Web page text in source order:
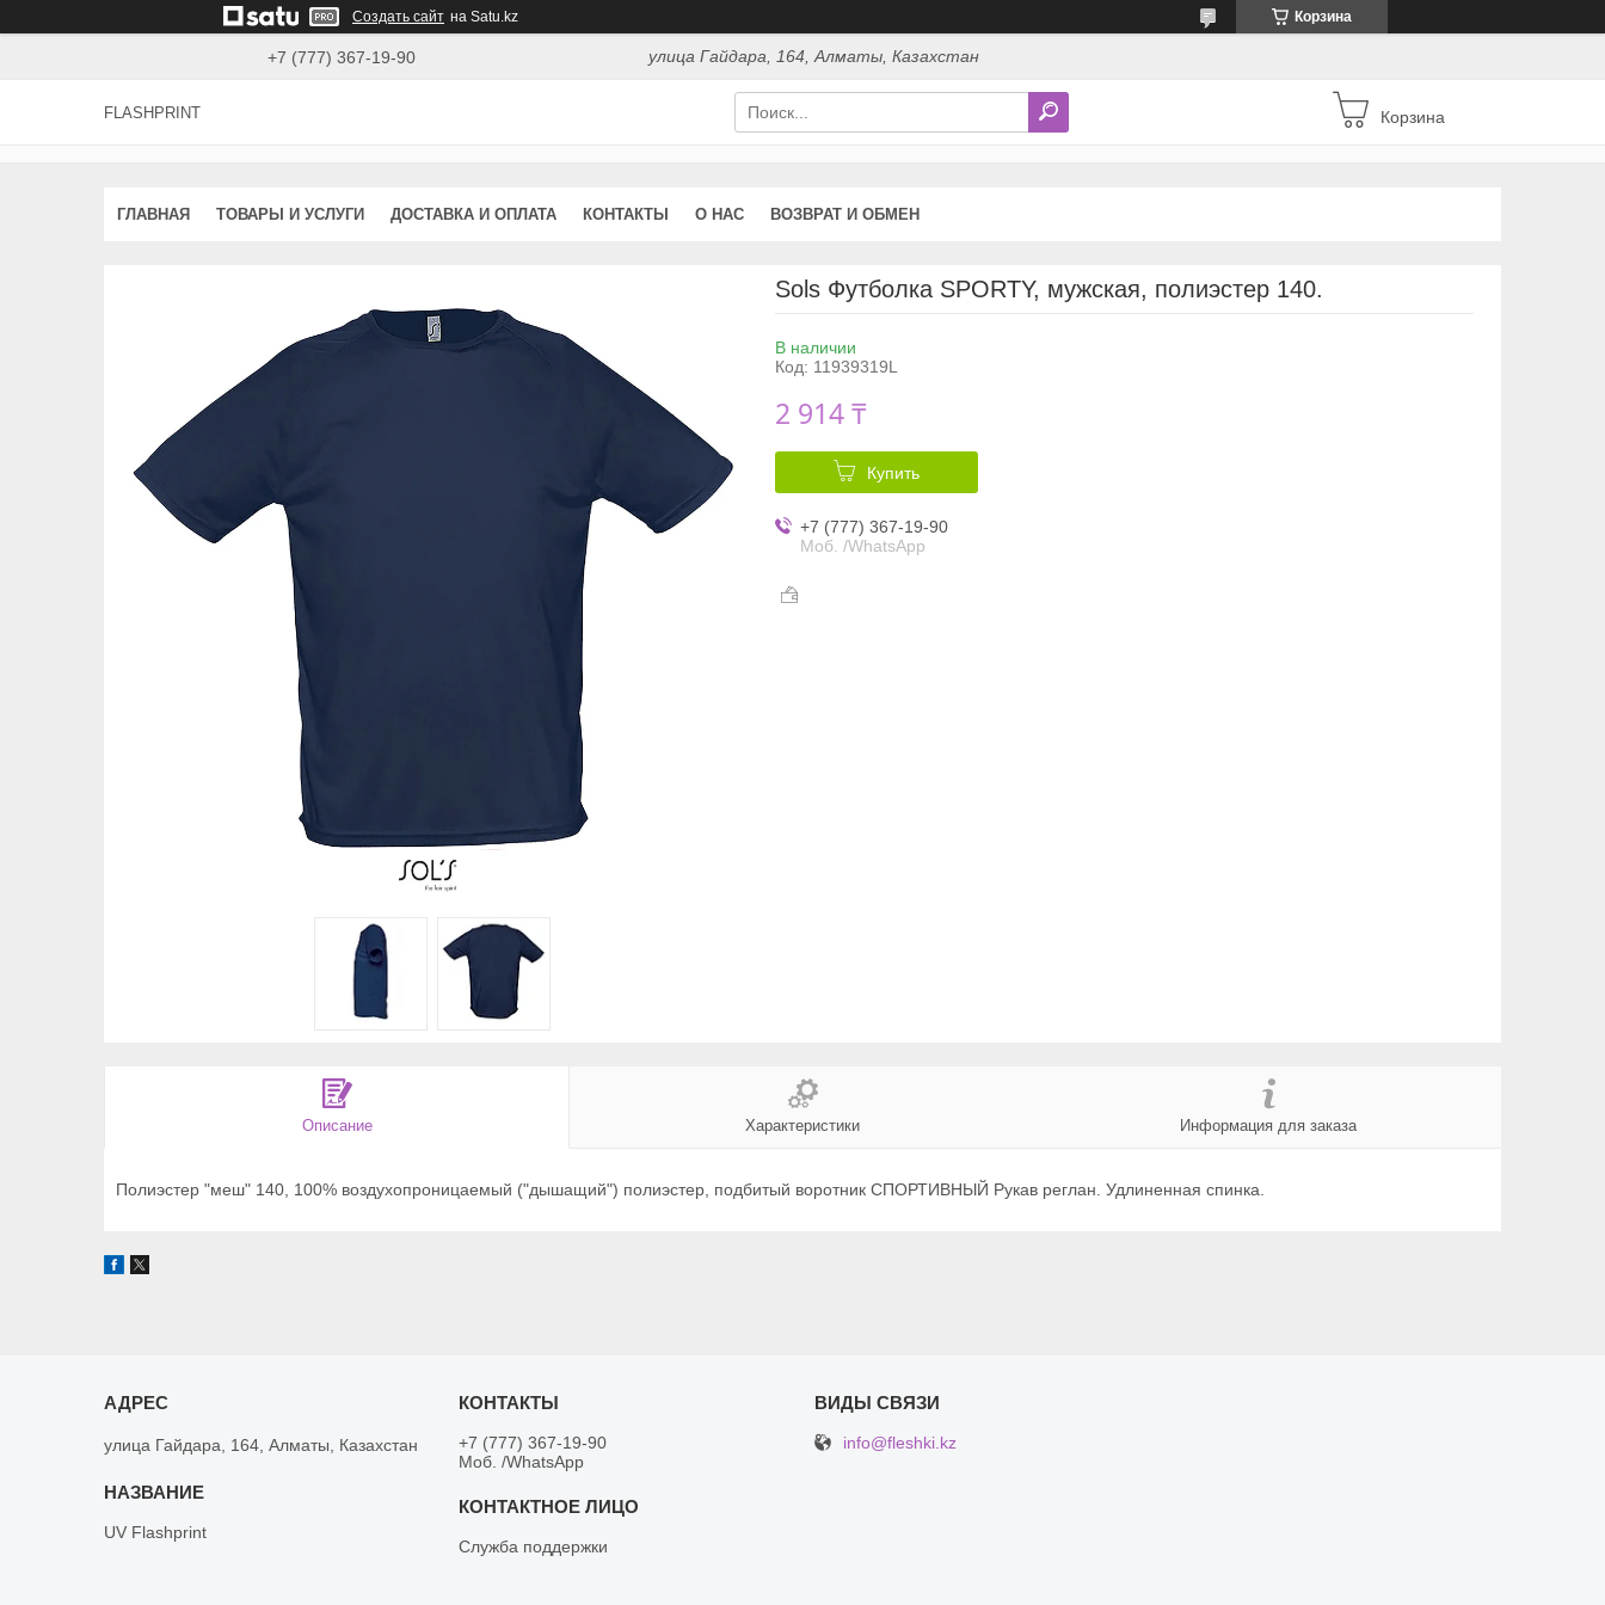
Создать сайт на Satu.kz Корзина
+7 (777) 367-19-90 улица Гайдара, 164, Алматы, Казахстан
FLASHPRINT Корзина
ГЛАВНАЯ ТОВАРЫ И УСЛУГИ ДОСТАВКА И ОПЛАТА КОНТАКТЫ О НАС ВОЗВРАТ И ОБМЕН
Sols Футболка SPORTY, мужская, полиэстер 140.
В наличии
Код: 11939319L
2 914 ₸
Купить
+7 (777) 367-19-90
Моб. /WhatsApp
Описание Характеристики Информация для заказа
Полиэстер "меш" 140, 100% воздухопроницаемый ("дышащий") полиэстер, подбитый воротник СПОРТИВНЫЙ Рукав реглан. Удлиненная спинка.
улица Гайдара, 164, Алматы, Казахстан
UV Flashprint
+7 (777) 367-19-90
Моб. /WhatsApp
Служба поддержки
info@fleshki.kz